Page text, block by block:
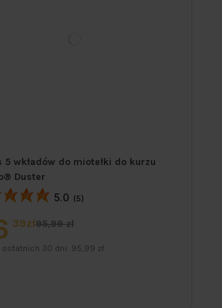
5 wkładów do miotełki do kurzu
Duster
5.0 (5)
39zł95,99 zł
ostatnich 30 dni: 95,99 zł